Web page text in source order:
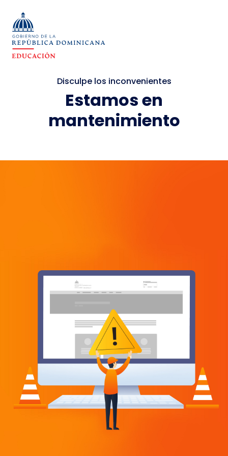
Disculpe los inconvenientes
Estamos en
mantenimiento